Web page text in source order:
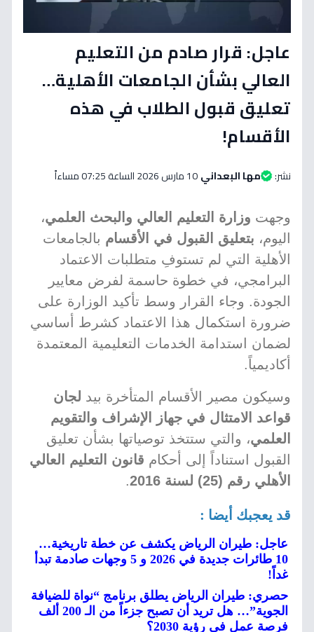
عاجل: قرار صادم من التعليم
العالي بشأن الجامعات الأهلية…
تعليق قبول الطلاب في هذه
الأقسام!
نشر: مها البعداني10 مارس 2026 الساعة 07:25 مساءاً
وجهت وزارة التعليم العالي والبحث العلمي،
اليوم، بتعليق القبول في الأقسام بالجامعات
الأهلية التي لم تستوفِ متطلبات الاعتماد
البرامجي، في خطوة حاسمة لفرض معايير
الجودة. وجاء القرار وسط تأكيد الوزارة على
ضرورة استكمال هذا الاعتماد كشرط أساسي
لضمان استدامة الخدمات التعليمية المعتمدة
أكاديمياً.
وسيكون مصير الأقسام المتأخرة بيد لجان
قواعد الامتثال في جهاز الإشراف والتقويم
العلمي، والتي ستتخذ توصياتها بشأن تعليق
القبول استناداً إلى أحكام قانون التعليم العالي
الأهلي رقم (25) لسنة 2016
.
قد يعجبك أيضا :
عاجل: طيران الرياض يكشف عن خطة تاريخية…
10 طائرات جديدة في 2026 و 5 وجهات صادمة تبدأ
غداً!
حصري: طيران الرياض يطلق برنامج “نواة للضيافة
الجوية”… هل تريد أن تصبح جزءاً من الـ 200 ألف
فرصة عمل في رؤية 2030؟